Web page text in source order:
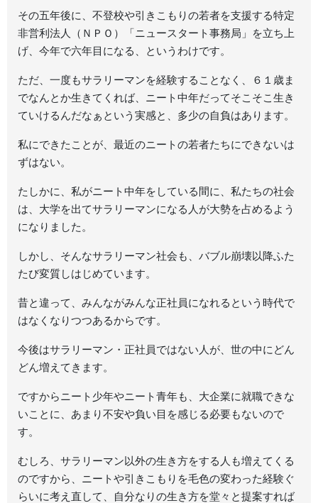
その五年後に、不登校や引きこもりの若者を支援する特定
非営利法人（ＮＰＯ）「ニュースタート事務局」を立ち上
げ、今年で六年目になる、というわけです。
ただ、一度もサラリーマンを経験することなく、６１歳ま
でなんとか生きてくれば、ニート中年だってそこそこ生き
ていけるんだなぁという実感と、多少の自負はあります。
私にできたことが、最近のニートの若者たちにできないは
ずはない。
たしかに、私がニート中年をしている間に、私たちの社会
は、大学を出てサラリーマンになる人が大勢を占めるよう
になりました。
しかし、そんなサラリーマン社会も、バブル崩壊以降ふた
たび変質しはじめています。
昔と違って、みんながみんな正社員になれるという時代で
はなくなりつつあるからです。
今後はサラリーマン・正社員ではない人が、世の中にどん
どん増えてきます。
ですからニート少年やニート青年も、大企業に就職できな
いことに、あまり不安や負い目を感じる必要もないので
す。
むしろ、サラリーマン以外の生き方をする人も増えてくる
のですから、ニートや引きこもりを毛色の変わった経験ぐ
らいに考え直して、自分なりの生き方を堂々と提案すれば